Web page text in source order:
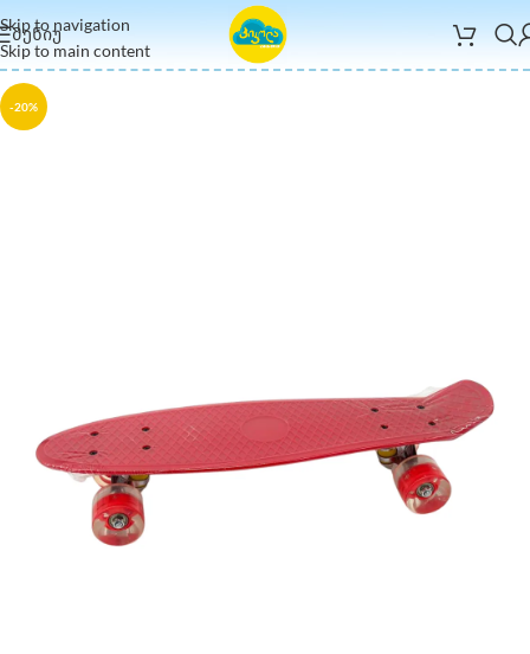
Skip to navigation
Skip to main content
ᲛᲔᲜᲘᲣ
-20%